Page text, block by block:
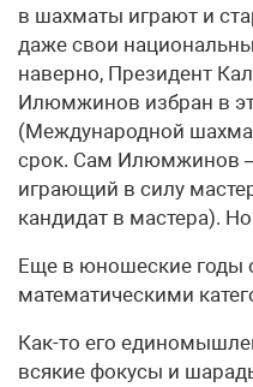
в шахматы играют и
даже свои
наверно, Президент
Илюмжинов избран в
(Международной
срок. Сам Илюмжинов
играющий в силу
кандидат в мастера).
Еще в юношеские
математическими
Как-то его
всякие фокусы и